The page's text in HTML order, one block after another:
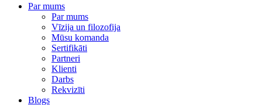
Par mums
Par mums
Vīzija un filozofija
Mūsu komanda
Sertifikāti
Partneri
Klienti
Darbs
Rekvizīti
Blogs